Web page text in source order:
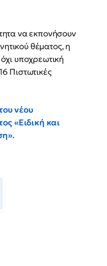
να εκπονήσουν
θέματος, η
υποχρεωτική
Πιστωτικές
νέου
«Ειδική και